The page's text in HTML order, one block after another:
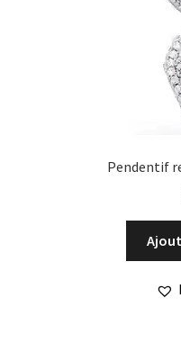
Pendentif